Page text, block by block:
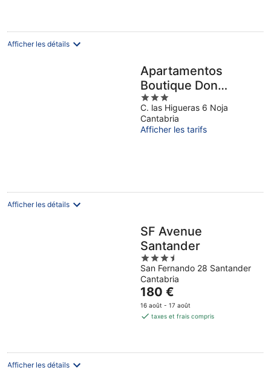
par
Afficher les détails
Apartamentos
Boutique Don
Miguel
3
out
of
5
C. las Higueras 6 Noja
Cantabria
Afficher les tarifs
Afficher les détails
SF Avenue
Santander
3.5
out
of
5
San Fernando 28 Santander
Cantabria
Le
prix
est
par
180 €
16 août - 17 août
taxes et frais compris
Afficher les détails